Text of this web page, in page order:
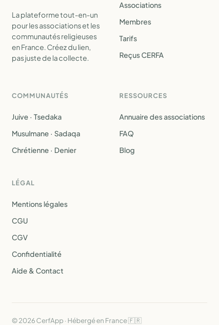
La plateforme tout-en-un
pour les associations et les
communautés religieuses
en France. Créez du lien,
pas juste de la collecte.
Associations
Membres
Tarifs
Reçus CERFA
COMMUNAUTÉS
Juive · Tsedaka
Musulmane · Sadaqa
Chrétienne · Denier
RESSOURCES
Annuaire des associations
FAQ
Blog
LÉGAL
Mentions légales
CGU
CGV
Confidentialité
Aide & Contact
© 2026 CerfApp · Hébergé en France 🇫🇷